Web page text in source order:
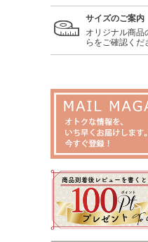
サイズのご案内
オリジナル商品
らをご確認くだ